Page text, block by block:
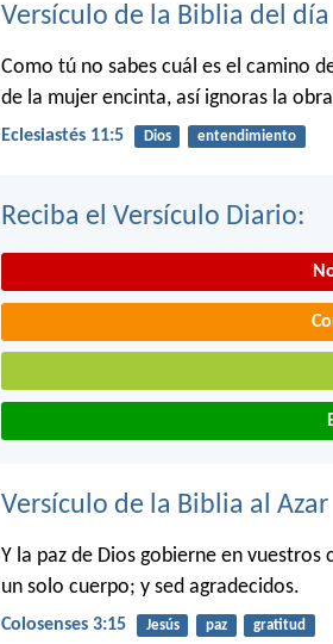
Versículo de la Biblia del día
Como tú no sabes cuál es el camino
de la mujer encinta, así ignoras la
Eclesiastés 11:5 Dios entendimiento
Reciba el Versículo Diario:
Versículo de la Biblia al Azar
Y la paz de Dios gobierne en
un solo cuerpo; y sed agradecidos.
Colosenses 3:15 Jesús paz gratitud